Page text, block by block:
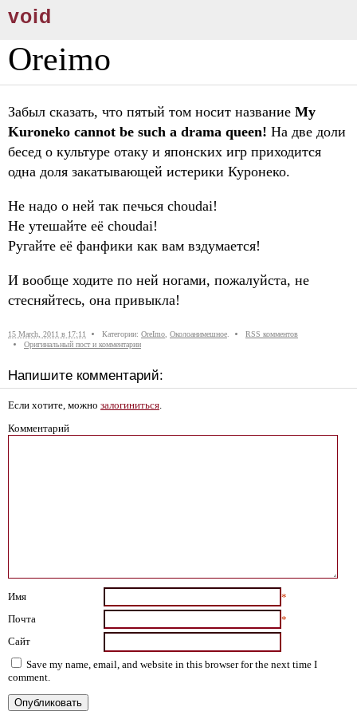
void
Oreimo
Забыл сказать, что пятый том носит название My
Kuroneko cannot be such a drama queen! На две доли
бесед о культуре отаку и японских игр приходится
одна доля закатывающей истерики Куронеко.
Не надо о ней так печься choudai!
Не утешайте её choudai!
Ругайте её фанфики как вам вздумается!
И вообще ходите по ней ногами, пожалуйста, не
стесняйтесь, она привыкла!
15 March, 2011 в 17:11 Категории: OreImo Околоанимешное
RSS комментов
Оригинальный пост и комментарии
Напишите комментарий:
Если хотите, можно залогиниться
Комментарий
Имя
*
Почта
*
Сайт
Save my name, email, and website in this browser for the next time I
comment.